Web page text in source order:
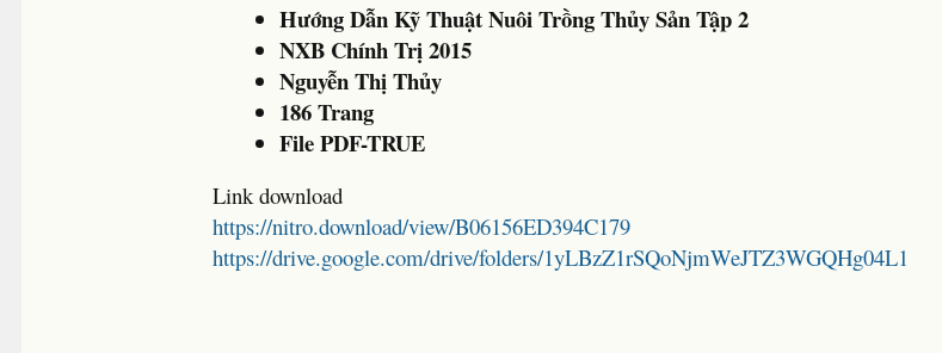
Hướng Dẫn Kỹ Thuật Nuôi Trồng Thủy Sản Tập 2
NXB Chính Trị 2015
Nguyễn Thị Thủy
186 Trang
File PDF-TRUE
Link download
https://nitro.download/view/B06156ED394C179
https://drive.google.com/drive/folders/1yLBzZ1rSQoNjmWeJTZ3WGQHg04L1